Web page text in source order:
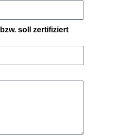
soll zertifiziert